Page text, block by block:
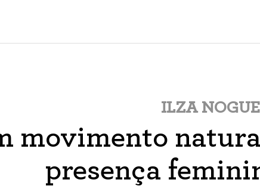
ILZA
movimento
presença